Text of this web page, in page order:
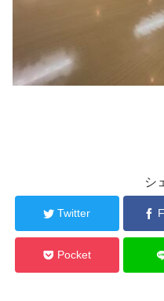
シ
Twitter
Pocket